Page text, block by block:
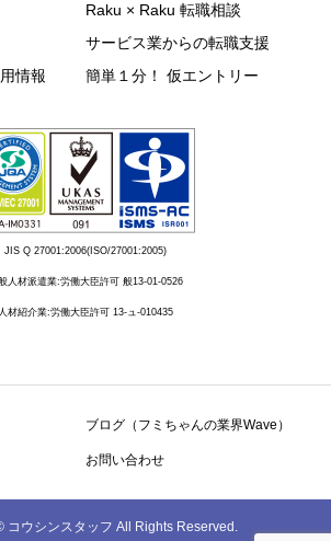
情報
Raku × Raku 転職相談
サービス業からの転職支援
簡単１分！ 仮エントリー
JIS Q 27001:2006(ISO/27001:2005)
人材派遣業:労働大臣許可 般13-01-0526
人材紹介業:労働大臣許可 13-ュ-010435
ブログ（フミちゃんの業界Wave）
お問い合わせ
コウシンスタッフ All Rights Reserved.